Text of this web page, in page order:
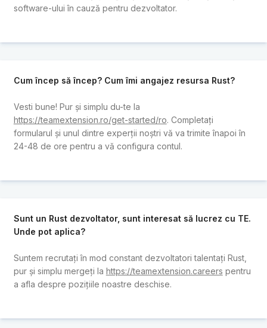
software-ului în cauză pentru dezvoltator.
Cum încep să încep? Cum îmi angajez resursa Rust?
Vesti bune! Pur și simplu du-te la
https://teamextension.ro/get-started/ro. Completați
formularul și unul dintre experții noștri vă va trimite înapoi în
24-48 de ore pentru a vă configura contul.
Sunt un Rust dezvoltator, sunt interesat să lucrez cu TE.
Unde pot aplica?
Suntem recrutați în mod constant dezvoltatori talentați Rust,
pur și simplu mergeți la https://teamextension.careers pentru
a afla despre pozițiile noastre deschise.